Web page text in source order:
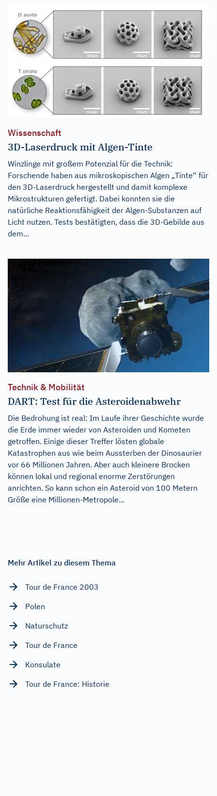
Wissenschaft
3D-Laserdruck mit Algen-Tinte
Winzlinge mit großem Potenzial für die Technik:
Forschende haben aus mikroskopischen Algen „Tinte“ für
den 3D-Laserdruck hergestellt und damit komplexe
Mikrostrukturen gefertigt. Dabei konnten sie die
natürliche Reaktionsfähigkeit der Algen-Substanzen auf
Licht nutzen. Tests bestätigten, dass die 3D-Gebilde aus
dem...
Technik & Mobilität
DART: Test für die Asteroidenabwehr
Die Bedrohung ist real: Im Laufe ihrer Geschichte wurde
die Erde immer wieder von Asteroiden und Kometen
getroffen. Einige dieser Treffer lösten globale
Katastrophen aus wie beim Aussterben der Dinosaurier
vor 66 Millionen Jahren. Aber auch kleinere Brocken
können lokal und regional enorme Zerstörungen
anrichten. So kann schon ein Asteroid von 100 Metern
Größe eine Millionen-Metropole...
Mehr Artikel zu diesem Thema
Tour de France 2003
Polen
Naturschutz
Tour de France
Konsulate
Tour de France: Historie